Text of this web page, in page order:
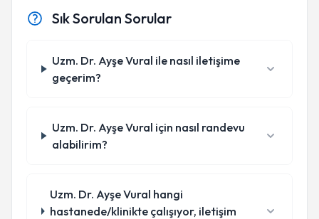
Sık Sorulan Sorular
Uzm. Dr. Ayşe Vural ile nasıl iletişime
geçerim?
Uzm. Dr. Ayşe Vural için nasıl randevu
alabilirim?
Uzm. Dr. Ayşe Vural hangi
hastanede/klinikte çalışıyor, iletişim